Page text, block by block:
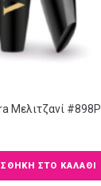
Μελιτζανί #898PL
ΣΤΟ ΚΑΛΆΘΙ